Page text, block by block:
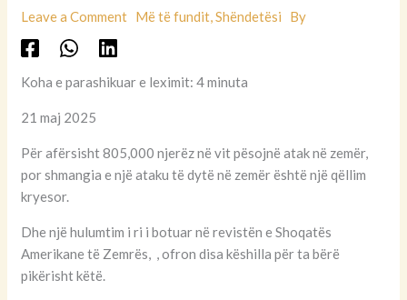
Leave a Comment Më të fundit,Shëndetësi By
Koha e parashikuar e leximit: 4 minuta
21 maj 2025
Për afërsisht 805,000 njerëz në vit pësojnë atak në zemër,
por shmangia e një ataku të dytë në zemër është një qëllim
kryesor.
Dhe një hulumtim i ri i botuar në revistën e Shoqatës
Amerikane të Zemrës, , ofron disa këshilla për ta bërë
pikërisht këtë.